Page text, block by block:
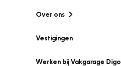
Over ons
Vestigingen
Werken bij Vakgarage Digo